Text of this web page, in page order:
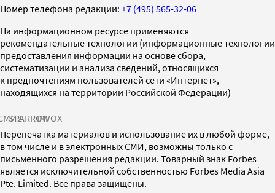
Номер телефона редакции: +7 (495) 565-32-06
На информационном ресурсе применяются
рекомендательные технологии (информационные технологии
предоставления информации на основе сбора,
систематизации и анализа сведений, относящихся
к предпочтениям пользователей сети «Интернет»,
находящихся на территории Российской Федерации)
SPARROWINFOX
Перепечатка материалов и использование их в любой форме,
в том числе и в электронных СМИ, возможны только с
письменного разрешения редакции. Товарный знак Forbes
является исключительной собственностью Forbes Media Asia
Pte. Limited. Все права защищены.